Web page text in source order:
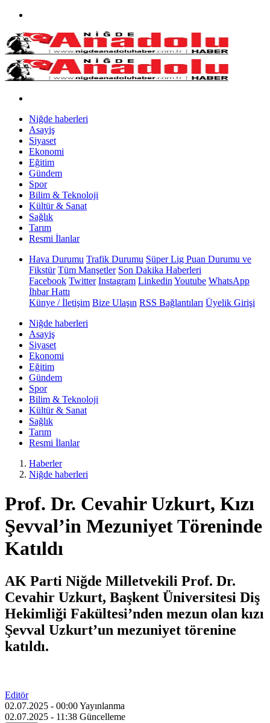
Niğde haberleri
Asayiş
Siyaset
Ekonomi
Eğitim
Gündem
Spor
Bilim & Teknoloji
Kültür & Sanat
Sağlık
Tarım
Resmi İlanlar
Hava Durumu Trafik Durumu Süper Lig Puan Durumu ve
Fikstür Tüm Manşetler Son Dakika Haberleri
Facebook Twitter Instagram Linkedin Youtube WhatsApp
İhbar Hattı
Künye / İletişim Bize Ulaşın RSS Bağlantıları Üyelik Girişi
Niğde haberleri
Asayiş
Siyaset
Ekonomi
Eğitim
Gündem
Spor
Bilim & Teknoloji
Kültür & Sanat
Sağlık
Tarım
Resmi İlanlar
Haberler
Niğde haberleri
Prof. Dr. Cevahir Uzkurt, Kızı
Şevval’in Mezuniyet Töreninde
Katıldı
AK Parti Niğde Milletvekili Prof. Dr.
Cevahir Uzkurt, Başkent Üniversitesi Diş
Hekimliği Fakültesi’nden mezun olan kızı
Şevval Uzkurt’un mezuniyet törenine
katıldı.
Editör
02.07.2025 - 00:00Yayınlanma
02.07.2025 - 11:38 Güncelleme